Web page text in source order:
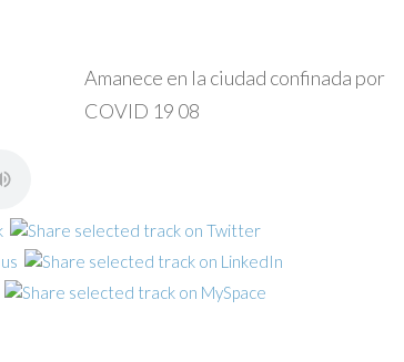
Amanece en la ciudad confinada por
COVID 19 08